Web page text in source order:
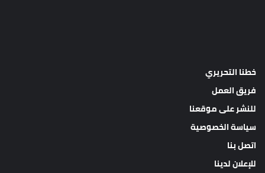
خطنا التحريري
فريق العمل
للنشر على موقعنا
سياسة الخصوصية
اتصل بنا
للإعلان لدينا